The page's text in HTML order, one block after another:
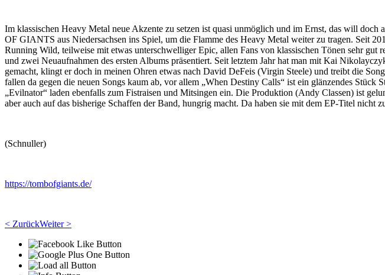
Im klassischen Heavy Metal neue Akzente zu setzen ist quasi unmöglich und im Ernst, das will
OF GIANTS aus Niedersachsen ins Spiel, um die Flamme des Heavy Metal weiter zu tragen. Seit
Running Wild, teilweise mit etwas unterschwelliger Epic, allen Fans von klassischen Tönen sehr
und zwei Neuaufnahmen des ersten Albums präsentiert. Seit letztem Jahr hat man mit Kai
gemacht, klingt er doch in meinen Ohren etwas nach David DeFeis (Virgin Steele) und treibt die
fallen da gegen die neuen Songs kaum ab, vor allem „When Destiny Calls“ ist ein glänzendes
„Evilnator“ laden ebenfalls zum Fistraisen und Mitsingen ein. Die Produktion (Andy Classen) ist
aber auch auf das bisherige Schaffen der Band, hungrig macht. Da haben sie mit dem EP-Titel nicht
(Schnuller)
https://tombofgiants.de/
< ZurückWeiter >